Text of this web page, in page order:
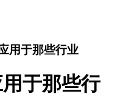
用于那些行业
于那些行